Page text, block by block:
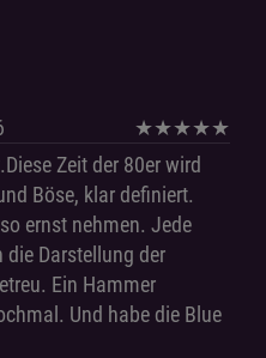
★★★★★
Zeit der 80er wird
Böse, klar definiert.
ernst nehmen. Jede
Darstellung der
Ein Hammer
Und habe die Blue